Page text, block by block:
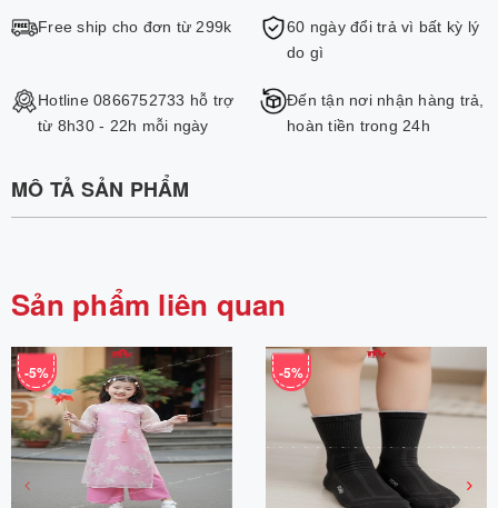
Free ship cho đơn từ 299k
60 ngày đổi trả vì bất kỳ lý
do gì
Hotline 0866752733 hỗ trợ
từ 8h30 - 22h mỗi ngày
Đến tận nơi nhận hàng trả,
hoàn tiền trong 24h
MÔ TẢ SẢN PHẨM
Sản phẩm liên quan
-5% -5%